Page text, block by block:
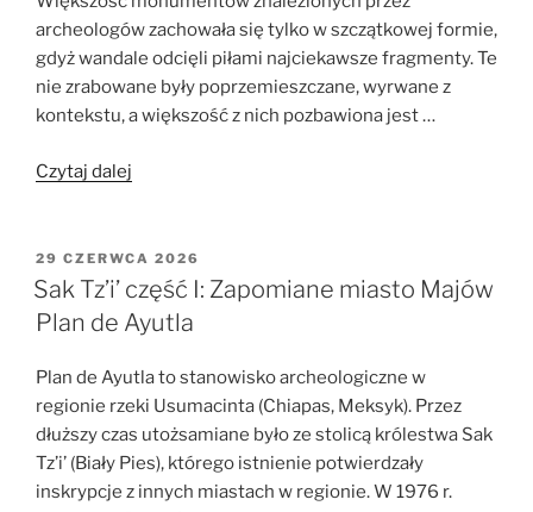
archeologów zachowała się tylko w szczątkowej formie,
gdyż wandale odcięli piłami najciekawsze fragmenty. Te
nie zrabowane były poprzemieszczane, wyrwane z
kontekstu, a większość z nich pozbawiona jest …
Czytaj dalej
Odnalezione
królestwo
–
Lacanja
Tzeltal”
OPUBLIKOWANE
W
29 CZERWCA 2026
Sak Tz’i’ część I: Zapomiane miasto Majów
Plan de Ayutla
Plan de Ayutla to stanowisko archeologiczne w
regionie rzeki Usumacinta (Chiapas, Meksyk). Przez
dłuższy czas utożsamiane było ze stolicą królestwa Sak
Tz’i’ (Biały Pies), którego istnienie potwierdzały
inskrypcje z innych miastach w regionie. W 1976 r.